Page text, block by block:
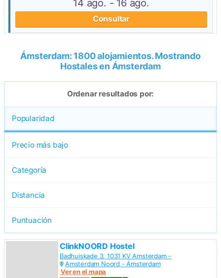
14 ago. - 16 ago.
Consultar
Ámsterdam: 1800 alojamientos. Mostrando
Hostales en Ámsterdam
Ordenar resultados por:
Popularidad
Precio más bajo
Categoría
Distancia
Puntuación
ClinkNOORD Hostel
Badhuiskade 3, 1031 KV Amsterdam -
Amsterdam Noord -Ámsterdam
Ver en el mapa